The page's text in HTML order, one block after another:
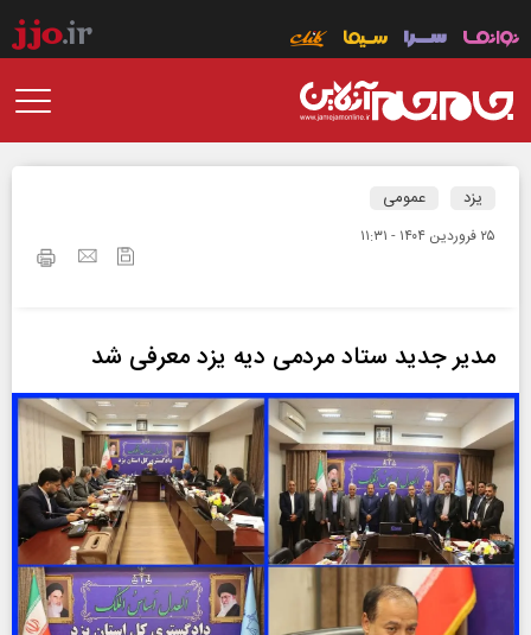
یزد عمومی
۲۵ فروردين ۱۴۰۴ - ۱۱:۳۱
مدیر جدید ستاد مردمی دیه یزد معرفی شد